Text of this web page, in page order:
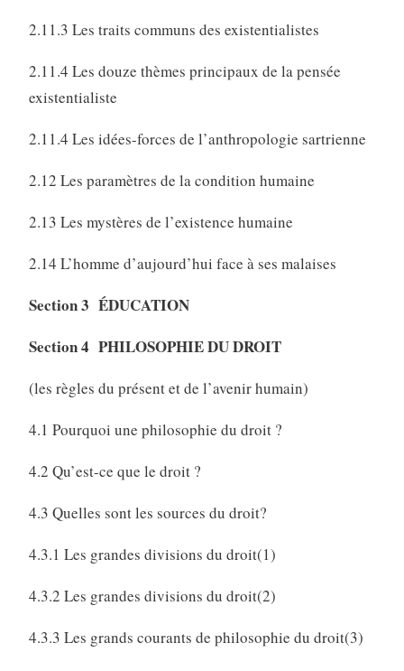
2.11.3 Les traits communs des existentialistes
2.11.4 Les douze thèmes principaux de la pensée
existentialiste
2.11.4 Les idées-forces de l’anthropologie sartrienne
2.12 Les paramètres de la condition humaine
2.13 Les mystères de l’existence humaine
2.14 L’homme d’aujourd’hui face à ses malaises
Section 3 ÉDUCATION
Section 4 PHILOSOPHIE DU DROIT
(les règles du présent et de l’avenir humain)
4.1 Pourquoi une philosophie du droit ?
4.2 Qu’est-ce que le droit ?
4.3 Quelles sont les sources du droit?
4.3.1 Les grandes divisions du droit(1)
4.3.2 Les grandes divisions du droit(2)
4.3.3 Les grands courants de philosophie du droit(3)